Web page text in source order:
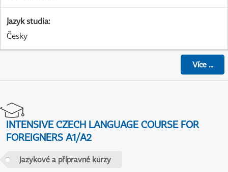
Jazyk studia:
Česky
Více...
INTENSIVE CZECH LANGUAGE COURSE FOR
FOREIGNERS A1/A2
Jazykové a přípravné kurzy